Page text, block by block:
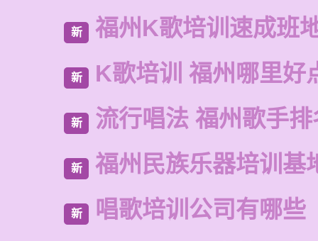
新 福州K歌培训速成班
新 K歌培训 福州哪里好
新 流行唱法 福州歌手
新 福州民族乐器培训基
新 唱歌培训公司有哪些